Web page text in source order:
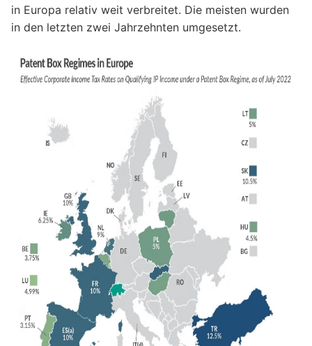
in Europa relativ weit verbreitet. Die meisten wurden
in den letzten zwei Jahrzehnten umgesetzt.